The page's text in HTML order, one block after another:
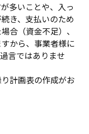
多いことや、入っ
き、支払いのため
合（資金不足）、
から、事業者様に
言ではありませ
計画表の作成がお